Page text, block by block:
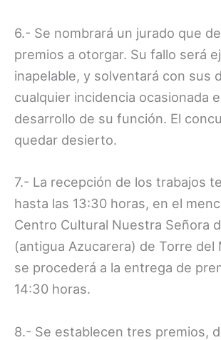
6.- Se nombrará un jurado que
premios a otorgar. Su fallo será
inapelable, y solventará con sus
cualquier incidencia ocasionada
desarrollo de su función. El
quedar desierto.
7.- La recepción de los trabajos
hasta las 13:30 horas, en el
Centro Cultural Nuestra Señora
(antigua Azucarera) de Torre del
se procederá a la entrega de
14:30 horas.
8.- Se establecen tres premios,